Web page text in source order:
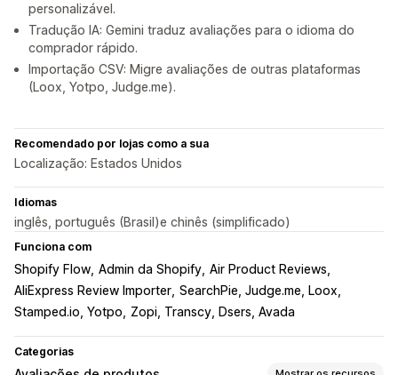
personalizável.
Tradução IA: Gemini traduz avaliações para o idioma do
comprador rápido.
Importação CSV: Migre avaliações de outras plataformas
(Loox, Yotpo, Judge.me).
Recomendado por lojas como a sua
Localização: Estados Unidos
Idiomas
inglês, português (Brasil)e chinês (simplificado)
Funciona com
Shopify Flow Admin da Shopify Air Product Reviews
AliExpress Review Importer SearchPie, Judge.me, Loox
Stamped.io, Yotpo
Zopi, Transcy, Dsers, Avada
Categorias